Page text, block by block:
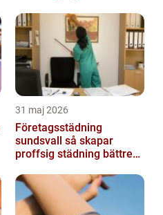
31 maj 2026
Företagsstädning
sundsvall så skapar
proffsig städning bättre